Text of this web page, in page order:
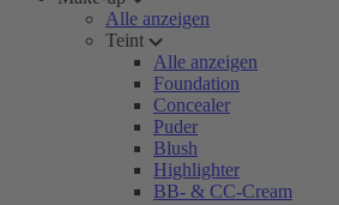
Alle anzeigen
Teint
Alle anzeigen
Foundation
Concealer
Puder
Blush
Highlighter
BB- & CC-Cream